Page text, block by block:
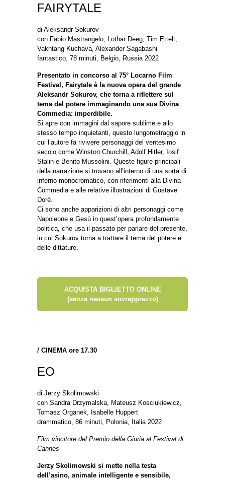
FAIRYTALE
di Aleksandr Sokurov
con Fabio Mastrangelo, Lothar Deeg, Tim Ettelt,
Vakhtang Kuchava, Alexander Sagabashi
fantastico, 78 minuti, Belgio, Russia 2022
Presentato in concorso al 75° Locarno Film
Festival, Fairytale è la nuova opera del grande
Aleksandr Sokurov, che torna a riflettere sul
tema del potere immaginando una sua Divina
Commedia: imperdibile.
Si apre con immagini dal sapore sublime e allo
stesso tempo inquietanti, questo lungometraggio in
cui l’autore fa rivivere personaggi del ventesimo
secolo come Winston Churchill, Adolf Hitler, Iosif
Stalin e Benito Mussolini. Queste figure principali
della narrazione si trovano all’interno di una sorta di
inferno monocromatico, con riferimenti alla Divina
Commedia e alle relative illustrazioni di Gustave
Doré.
Ci sono anche apparizioni di altri personaggi come
Napoleone e Gesù in quest’opera profondamente
politica, che usa il passato per parlare del presente,
in cui Sokurov torna a trattare il tema del potere e
delle dittature.
ACQUISTA BIGLIETTO ONLINE
(senza nessun sovrapprezzo)
/ CINEMA ore 17.30
EO
di Jerzy Skolimowski
con Sandra Drzymalska, Mateusz Kosciukiewicz,
Tomasz Organek, Isabelle Huppert
drammatico, 86 minuti, Polonia, Italia 2022
Film vincitore del Premio della Giuria al Festival di
Cannes
Jerzy Skolimowski si mette nella testa
dell’asino, animale intelligente e sensibile,